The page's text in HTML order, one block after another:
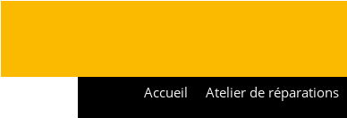
Accueil Atelier de réparations